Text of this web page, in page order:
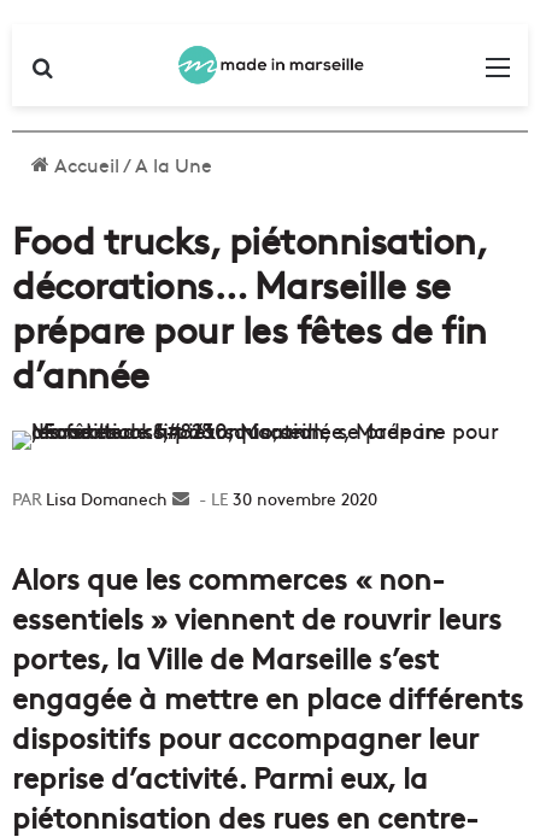
Accueil/A la Une
Food trucks, piétonnisation,
décorations… Marseille se
prépare pour les fêtes de fin
d’année
Lisa Domanech
Envoyer30 novembre 2020
Alors que les commerces « non-
essentiels » viennent de rouvrir leurs
portes, la Ville de Marseille s’est
engagée à mettre en place différents
dispositifs pour accompagner leur
reprise d’activité. Parmi eux, la
piétonnisation des rues en centre-